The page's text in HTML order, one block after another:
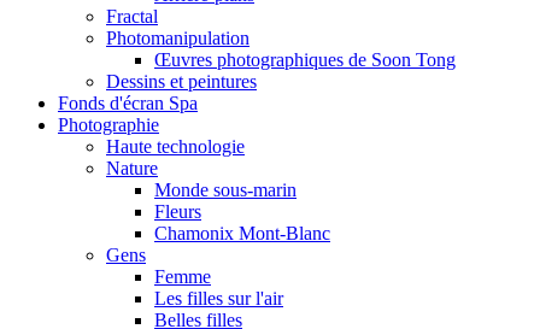
Fractal
Photomanipulation
Œuvres photographiques de Soon Tong
Dessins et peintures
Fonds d'écran Spa
Photographie
Haute technologie
Nature
Monde sous-marin
Fleurs
Chamonix Mont-Blanc
Gens
Femme
Les filles sur l'air
Belles filles